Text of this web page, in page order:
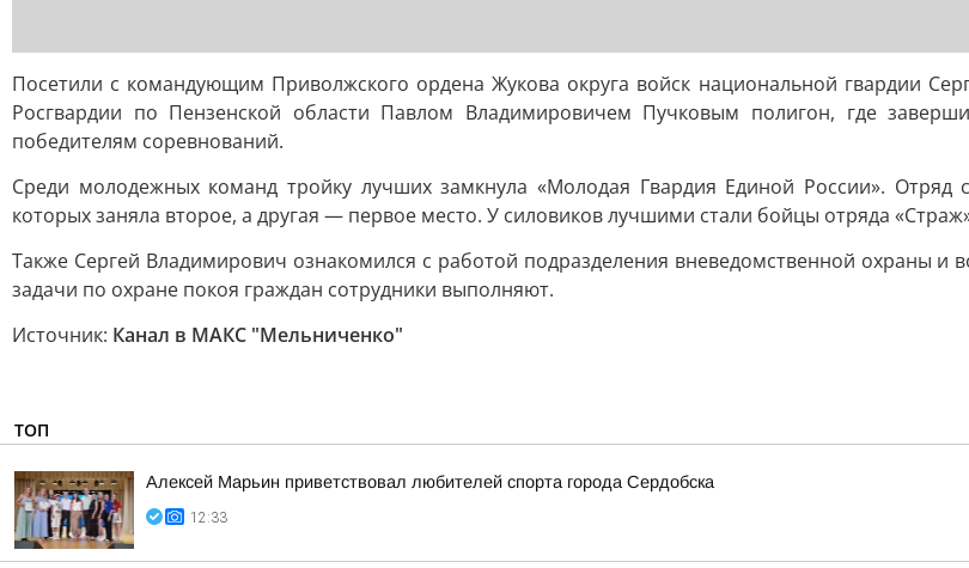
Посетили с командующим Приволжского ордена Жукова округа войск национальной гвардии
Росгвардии по Пензенской области Павлом Владимировичем Пучковым полигон, где
победителям соревнований.
Среди молодежных команд тройку лучших замкнула «Молодая Гвардия Единой России». Отряд
которых заняла второе, а другая — первое место. У силовиков лучшими стали бойцы отряда
Также Сергей Владимирович ознакомился с работой подразделения вневедомственной охраны и
задачи по охране покоя граждан сотрудники выполняют.
Источник: Канал в МАКС "Мельниченко"
ТОП
Алексей Марьин приветствовал любителей спорта города Сердобска
12:33